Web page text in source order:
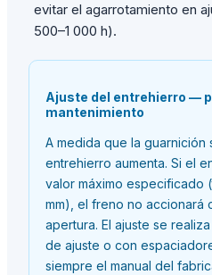
evitar el agarrotamiento en
500–1 000 h).
Ajuste del entrehierro —
mantenimiento
A medida que la guarnición
entrehierro aumenta. Si el
valor máximo especificado
mm), el freno no accionará
apertura. El ajuste se
de ajuste o con
siempre el manual del